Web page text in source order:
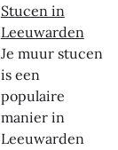
Stucen in
Leeuwarden
Je muur stucen
is een
populaire
manier in
Leeuwarden